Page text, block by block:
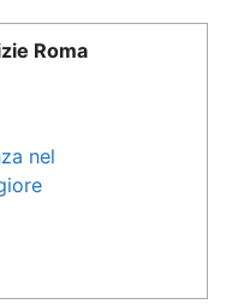
Roma
nel